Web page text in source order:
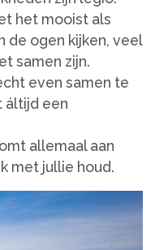
het mooist als
de ogen kijken, veel
samen zijn.
even samen te
áltijd een
allemaal aan
met jullie houd.